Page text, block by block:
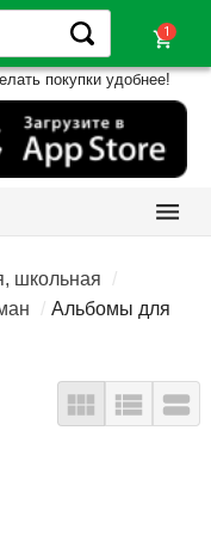
shopping_cart
покупки удобнее!

школьная
Альбомы для
  